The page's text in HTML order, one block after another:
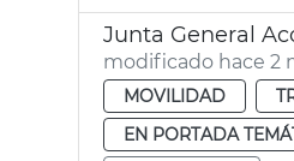
Junta General
modificado hace 2
MOVILIDAD
EN PORTADA